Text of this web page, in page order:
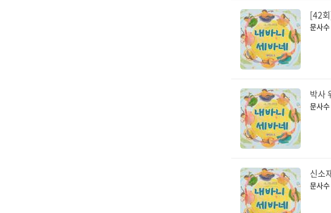
[42
문사수
박사
문사수
신소
문사수